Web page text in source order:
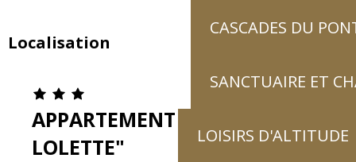
CASCADES DU
SANCTUAIRE ET
LOISIRS D'ALTITUDE
Localisation
APPARTEMENT "CHEZ
LOLETTE"